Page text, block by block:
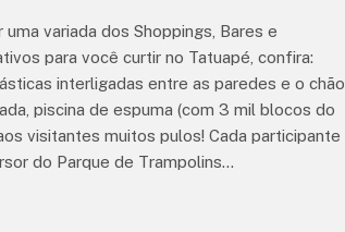
variada dos Shoppings, Bares e
para você curtir no Tatuapé, confira:
interligadas entre as paredes e o chão,
piscina de espuma (com 3 mil blocos do
visitantes muitos pulos! Cada participante
do Parque de Trampolins…